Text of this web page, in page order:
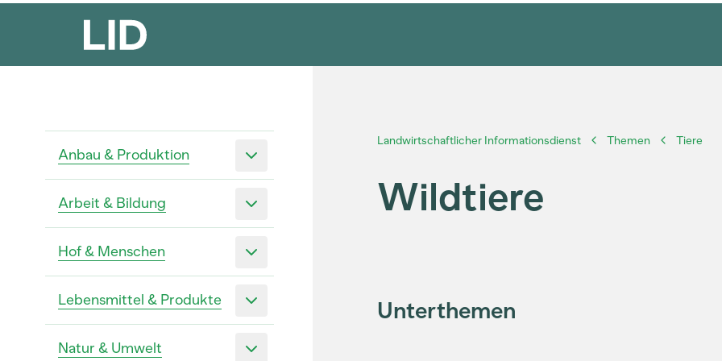
Anbau & Produktion
Arbeit & Bildung
Hof & Menschen
Lebensmittel & Produkte
Natur & Umwelt
Landwirtschaftlicher Informationsdienst Themen Tiere
Wildtiere
Unterthemen